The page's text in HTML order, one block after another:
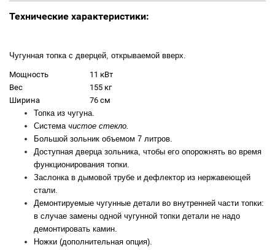
Технические характеристики:
Чугунная топка с дверцей, открываемой вверх.
Мощность
11 кВт
Вес
155 кг
Ширина
76 см
Топка из чугуна.
Система чистое стекло.
Большой зольник объемом 7 литров.
Доступная дверца зольника, чтобы его опорожнять во время
функционирования топки.
Заслонка в дымовой трубе и дефлектор из нержавеющей
стали.
Демонтируемые чугунные детали во внутренней части топки:
в случае замены одной чугунной топки детали не надо
демонтировать камин.
Ножки (дополнительная опция).